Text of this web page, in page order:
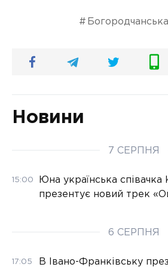
Новини
7 СЕРПНЯ
15:00
Юна українська співачка
презентує новий трек
6 СЕРПНЯ
17:05
В Івано-Франківську